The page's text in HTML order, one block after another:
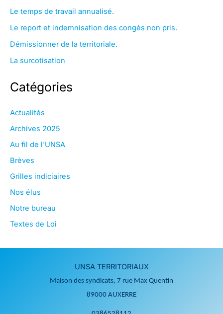
Le temps de travail annualisé.
Le report et indemnisation des congés non pris.
Démissionner de la territoriale.
La surcotisation
Catégories
Actualités
Archives 2025
Au fil de l'UNSA
Brèves
Grilles indiciaires
Nos élus
Notre bureau
Textes de Loi
UNSA TERRITORIAUX
Maison des syndicats, 7 rue Max Quentin
89000 AUXERRE